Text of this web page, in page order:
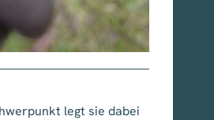
legt sie dabei